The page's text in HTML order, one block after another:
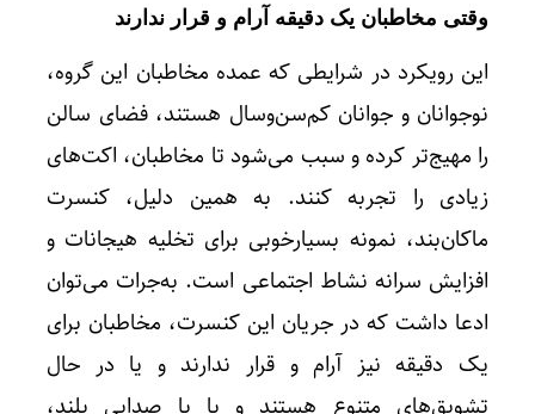
وقتی مخاطبان یک دقیقه آرام و قرار ندارند
این رویکرد در شرایطی که عمده مخاطبان این گروه،
نوجوانان و جوانان کم‌سن‌وسال هستند، فضای سالن
را مهیج‌تر کرده و سبب می‌شود تا مخاطبان، اکت‌های
زیادی را تجربه کنند. به همین دلیل، کنسرت
ماکان‌بند، نمونه بسیارخوبی برای تخلیه هیجانات و
افزایش سرانه نشاط اجتماعی است. به‌جرات می‌توان
ادعا داشت که در جریان این کنسرت، مخاطبان برای
یک دقیقه نیز آرام و قرار ندارند و یا در حال
تشویق‌های متنوع هستند و یا با صدایی بلند،